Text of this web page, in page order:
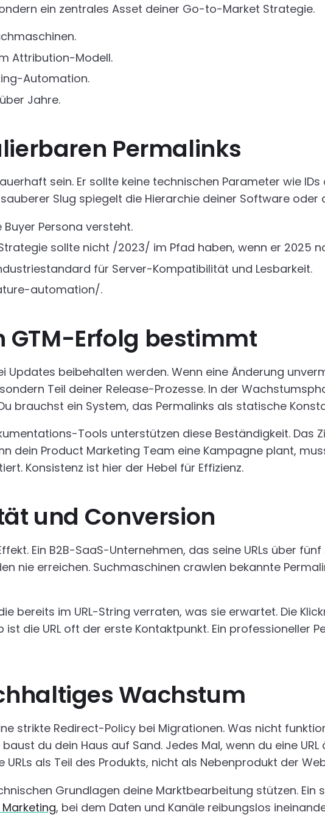
ein zentrales Asset deiner Go-to-Market Strategie.
Attribution-Modell.
Automation.
Jahre.
Permalinks
sein. Er sollte keine technischen Parameter wie
Slug spiegelt die Hierarchie deiner Software oder
Persona versteht.
sollte nicht /2023/ im Pfad haben, wenn er 2025
für Server-Kompatibilität und Lesbarkeit.
automation/.
GTM-Erfolg bestimmt
Updates beibehalten werden. Wenn eine Änderung
Teil deiner Release-Prozesse. In der
brauchst ein System, das Permalinks als statische
Tools unterstützen diese Beständigkeit. Das
dein Product Marketing Team eine Kampagne plant,
Konsistenz ist hier der Hebel für Effizienz.
und Conversion
Ein B2B-SaaS-Unternehmen, das seine URLs über
nie erreichen. Suchmaschinen crawlen bekannte
bereits im URL-String verraten, was sie erwartet. Die
ist die URL oft der erste Kontaktpunkt. Ein professioneller
Wachstum
strikte Redirect-Policy bei Migrationen. Was nicht
du dein Haus auf Sand. Jedes Mal, wenn du eine
als Teil des Produkts, nicht als Nebenprodukt der
Grundlagen deine Marktbearbeitung stützen. Ein
, bei dem Daten und Kanäle reibungslos